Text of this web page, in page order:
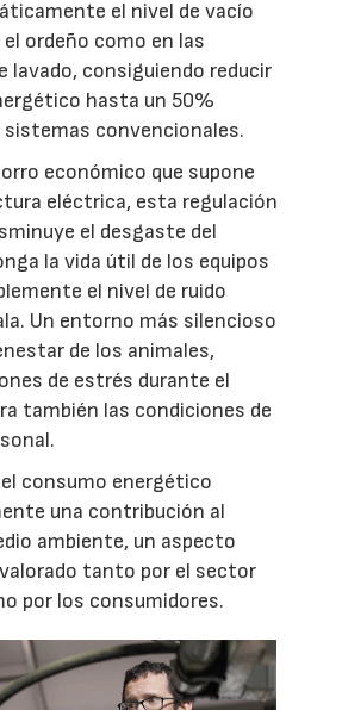
el nivel de vacío
ordeño como en las
lavado, consiguiendo reducir
hasta un 50%
convencionales.
económico que supone
eléctrica, esta regulación
el desgaste del
la vida útil de los equipos
el nivel de ruido
Un entorno más silencioso
de los animales,
de estrés durante el
también las condiciones de
consumo energético
una contribución al
ambiente, un aspecto
tanto por el sector
por los consumidores.